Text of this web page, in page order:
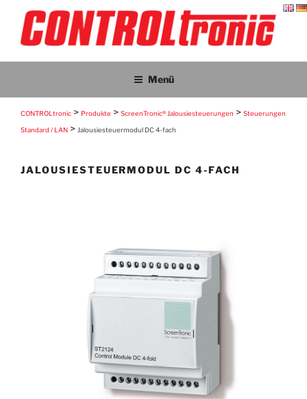
Inhalt
springen
CONTROLTRONIC
Menü
CONTROLtronic > Produkte > ScreenTronic® Jalousiesteuerungen > Steuerungen
Standard / LAN > Jalousiesteuermodul DC 4-fach
JALOUSIESTEUERMODUL DC 4-FACH